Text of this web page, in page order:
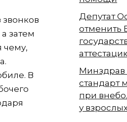
затем
чему,
В
Депутат
отменить
Минздрав
стандарт
при
у